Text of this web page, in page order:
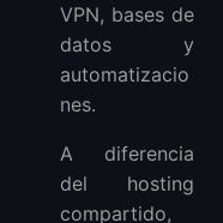
VPN, bases de
datos y
automatizacio
nes.
A diferencia
del hosting
compartido,